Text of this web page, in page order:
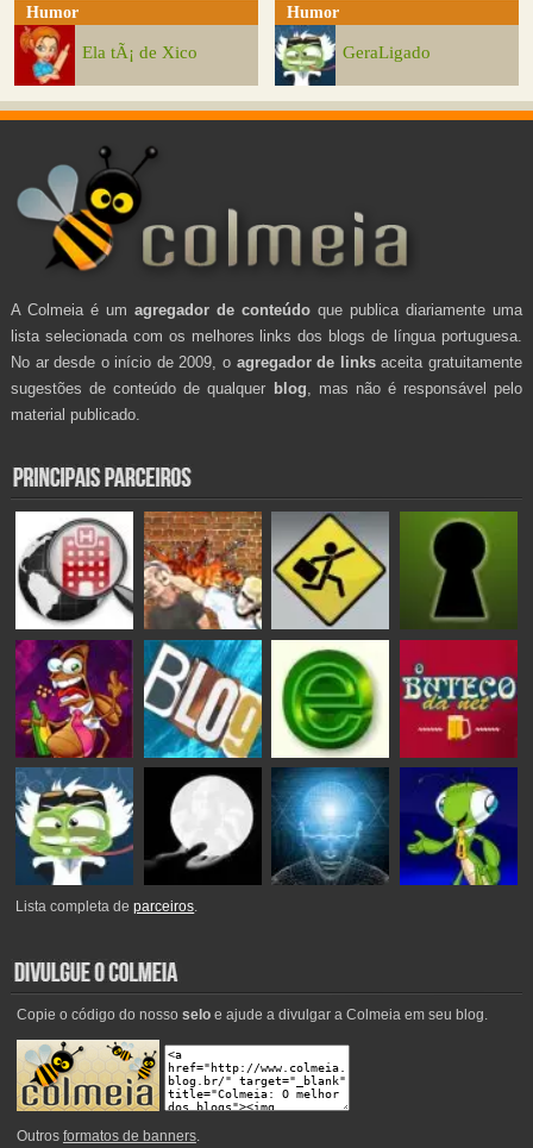
Humor
Ela tÃ¡ de Xico
Humor
GeraLigado
A Colmeia é um agregador de conteúdo que publica diariamente uma
lista selecionada com os melhores links dos blogs de língua portuguesa.
No ar desde o início de 2009, o agregador de linksaceita gratuitamente
sugestões de conteúdo de qualquer blog , mas não é responsável pelo
material publicado.
Lista completa deparceiros.
Copie o código do nosso seloe ajude a divulgar a Colmeia em seu blog.
Outros formatos de banners.